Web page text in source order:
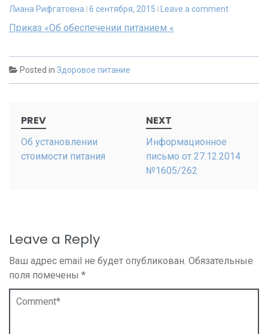
Лиана Рифгатовна 6 сентября, 2015 Leave a comment
Приказ «Об обеспечении питанием «
Posted in Здоровое питание
navigation
PREV
Об установлении
стоимости питания
NEXT
Информационное
письмо от 27.12.2014
№1605/262
Leave a Reply
Ваш адрес email не будет опубликован. Обязательные
поля помечены *